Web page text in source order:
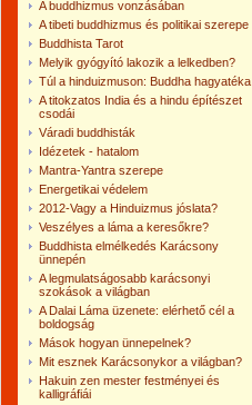
A buddhizmus vonzásában
A tibeti buddhizmus és politikai szerepe
Buddhista Tarot
Melyik gyógyító lakozik a lelkedben?
Túl a hinduizmuson: Buddha hagyatéka
A titokzatos India és a hindu építészet
csodái
Váradi buddhisták
Idézetek - hatalom
Mantra-Yantra szerepe
Energetikai védelem
2012-Vagy a Hinduizmus jóslata?
Veszélyes a láma a keresőkre?
Buddhista elmélkedés Karácsony
ünnepén
A legmulatságosabb karácsonyi
szokások a világban
A Dalai Láma üzenete: elérhető cél a
boldogság
Mások hogyan ünnepelnek?
Mit esznek Karácsonykor a világban?
Hakuin zen mester festményei és
kalligráfiái